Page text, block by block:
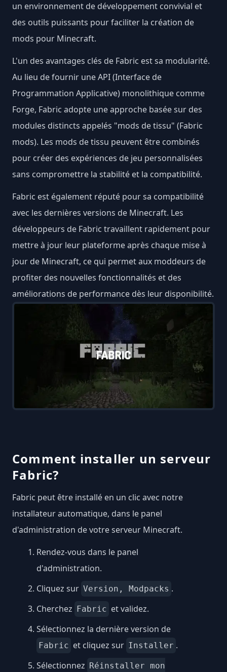
un environnement de développement convivial et
des outils puissants pour faciliter la création de
mods pour Minecraft.
L'un des avantages clés de Fabric est sa modularité.
Au lieu de fournir une API (Interface de
Programmation Applicative) monolithique comme
Forge, Fabric adopte une approche basée sur des
modules distincts appelés "mods de tissu" (Fabric
mods). Les mods de tissu peuvent être combinés
pour créer des expériences de jeu personnalisées
sans compromettre la stabilité et la compatibilité.
Fabric est également réputé pour sa compatibilité
avec les dernières versions de Minecraft. Les
développeurs de Fabric travaillent rapidement pour
mettre à jour leur plateforme après chaque mise à
jour de Minecraft, ce qui permet aux moddeurs de
profiter des nouvelles fonctionnalités et des
améliorations de performance dès leur disponibilité.
Comment installer un serveur
Fabric?
Fabric peut être installé en un clic avec notre
installateur automatique, dans le panel
d'administration de votre serveur Minecraft.
Rendez-vous dans le panel
d'administration.
Cliquez sur Version, Modpacks .
Cherchez
Fabric et validez.
Sélectionnez la dernière version de
Fabric et cliquez sur Installer .
Sélectionnez Réinstaller mon